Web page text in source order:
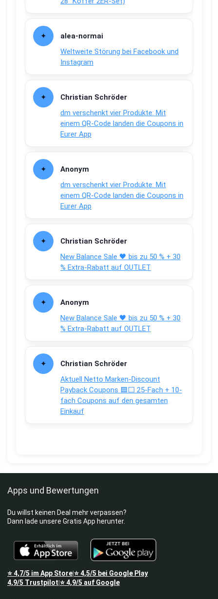
alea-normai
Weltweite Störung bei Facebook und
Instagram
Christian Schröder
dm verschenkt vier Produkte: Mit
einem QR-Code landen die Coupons in
Eurer App
Anonym
dm verschenkt vier Produkte: Mit
einem QR-Code landen die Coupons in
Eurer App
Christian Schröder
New Balance Sale 🖤 bis zu 50 % + 30
% Extra-Rabatt auf OUTLET
Anonym
New Balance Sale 🖤 bis zu 50 % + 30
% Extra-Rabatt auf OUTLET
Christian Schröder
Aktuell Netto Marken-Discount
Payback Coupons 🟦⬜ 25-Fach + 10-
fach Coupons auf den gesamten
Einkauf
Apps und Bewertungen
Du willst keinen Deal mehr verpassen?
Dann lade unsere Gratis App herunter.
⭐4,7/5 im App Store⭐4,5/5 bei Google Play
4,9/5 Trustpilot ⭐4,9/5 auf Google